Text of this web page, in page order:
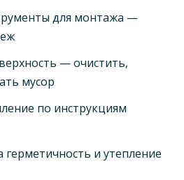
для монтажа —
— очистить,
мусор
по инструкциям
герметичность и утепление